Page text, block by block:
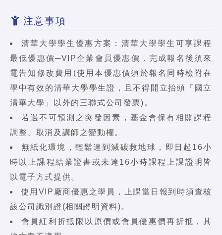
注意事項
清華大學學生優惠方案：清華大學學生可享課程
最低優惠價─VIP企業會員優惠價，完成報名後須來
電告知修改費用(使用本優惠價須於報名同時檢附在
學中有效的清華大學學生證，且不得開立抬頭「國立
清華大學」以外的三聯式公司發票)。
若遇不可預測之突發因素，基金會保有相關課程
調整、取消及講師之變動權。
無紙化環境，輕鬆達到減碳救地球，即日起16小
時以上課程結業證書或未達16小時課程上課證明皆
以電子方式提供。
使用VIP廠商優惠之學員，上課當日報到時須查核
該公司識別證(相關證明資料)。
會員紅利折抵限以原價或會員優惠價再折抵，其